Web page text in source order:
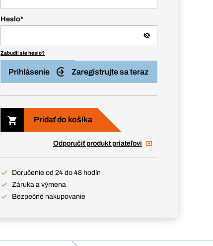
Heslo*
Zabudli ste heslo?
Prihlásenie Zaregistrujte sa teraz
Pridať do košíka
Odporučiť produkt priateľovi
Doručenie od 24 do 48 hodín
Záruka a výmena
Bezpečné nakupovanie